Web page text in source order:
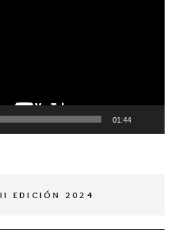
01:44
EDICIÓN 2024